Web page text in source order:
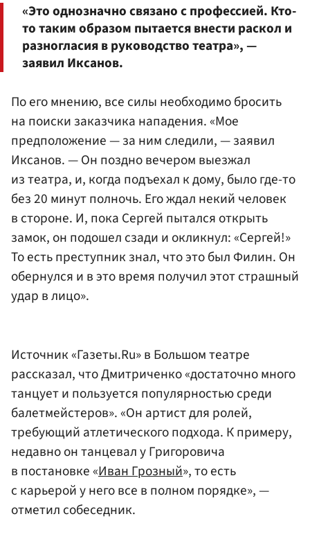
«Это однозначно связано с профессией. Кто-
то таким образом пытается внести раскол и
разногласия в руководство театра», —
заявил Иксанов.
По его мнению, все силы необходимо бросить
на поиски заказчика нападения. «Мое
предположение — за ним следили, — заявил
Иксанов. — Он поздно вечером выезжал
из театра, и, когда подъехал к дому, было где-то
без 20 минут полночь. Его ждал некий человек
в стороне. И, пока Сергей пытался открыть
замок, он подошел сзади и окликнул: «Сергей!»
То есть преступник знал, что это был Филин. Он
обернулся и в это время получил этот страшный
удар в лицо».
Источник «Газеты.Ru» в Большом театре
рассказал, что Дмитриченко «достаточно много
танцует и пользуется популярностью среди
балетмейстеров». «Он артист для ролей,
требующий атлетического подхода. К примеру,
недавно он танцевал у Григоровича
в постановке «Иван Грозный», то есть
с карьерой у него все в полном порядке», —
отметил собеседник.